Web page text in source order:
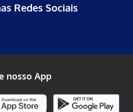
Redes Sociais
nosso App